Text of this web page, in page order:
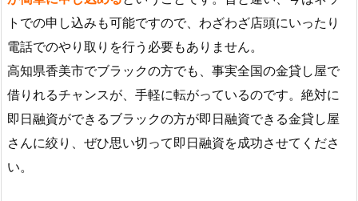
トでの申し込みも可能ですので、わざわざ店頭にいったり
電話でのやり取りを行う必要もありません。
高知県香美市でブラックの方でも、事実全国の金貸し屋で
借りれるチャンスが、手軽に転がっているのです。絶対に
即日融資ができるブラックの方が即日融資できる金貸し屋
さんに絞り、ぜひ思い切って即日融資を成功させてくださ
い。